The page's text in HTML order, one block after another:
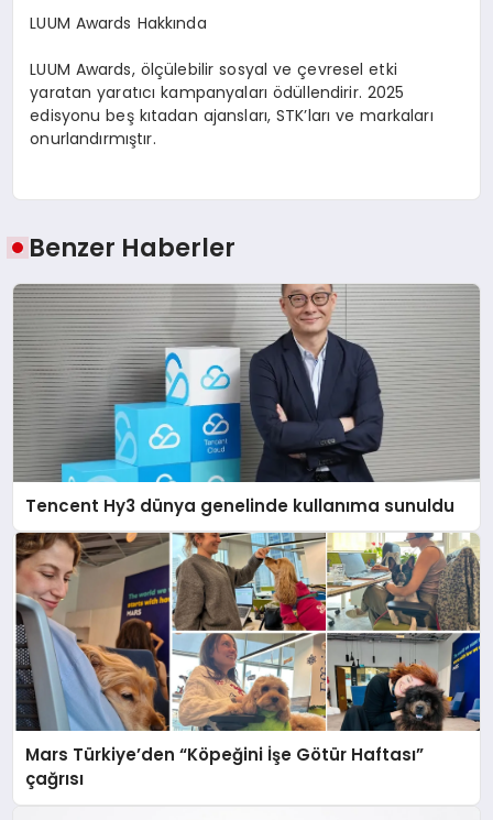
LUUM Awards Hakkında
LUUM Awards, ölçülebilir sosyal ve çevresel etki
yaratan yaratıcı kampanyaları ödüllendirir. 2025
edisyonu beş kıtadan ajansları, STK’ları ve markaları
onurlandırmıştır.
Benzer Haberler
Tencent Hy3 dünya genelinde kullanıma sunuldu
Mars Türkiye’den “Köpeğini İşe Götür Haftası”
çağrısı